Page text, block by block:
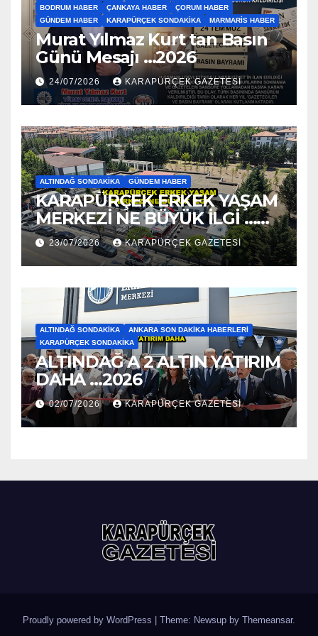
BODRUM HABER
ÇANKAYA HABER
ÇORUM HABER
GÜNDEM HABER
KARAPÜRÇEK SONDAKIKA MARMARIS HABER
Murat Yılmaz Kurt tan Basın
Günü Mesajı …2026
24/07/2026 KARAPÜRÇEK GAZETESİ
ALTINDAĞ SONDAKIKA GÜNDEM HABER
KARAPÜRÇEK ERKEK YAŞAM
MERKEZİ NE BÜYÜK İLGİ …
2026
23/07/2026 KARAPÜRÇEK GAZETESİ
ALTINDAĞ SONDAKIKA
ANKARA SON DAKIKA HABERLERI
KARAPÜRÇEK SONDAKIKA
ALTINDAĞ A 2 ALTIN YATIRIM
DAHA …2026
02/07/2026 KARAPÜRÇEK GAZETESİ
Proudly powered by WordPress Theme: Newsup by Themeansar.